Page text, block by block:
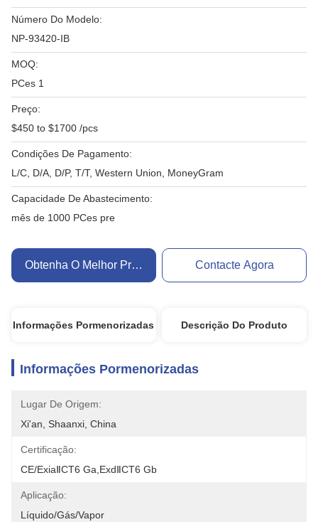
Número Do Modelo:
NP-93420-IB
MOQ:
PCes 1
Preço:
$450 to $1700 /pcs
Condições De Pagamento:
L/C, D/A, D/P, T/T, Western Union, MoneyGram
Capacidade De Abastecimento:
mês de 1000 PCes pre
Obtenha O Melhor Preço Contacte Agora
Informações Pormenorizadas Descrição Do Produto
Informações Pormenorizadas
Lugar De Origem:
Xi'an, Shaanxi, China
Certificação:
CE/ExiaⅡCT6 Ga,ExdⅡCT6 Gb
Aplicação:
Líquido/gás/vapor